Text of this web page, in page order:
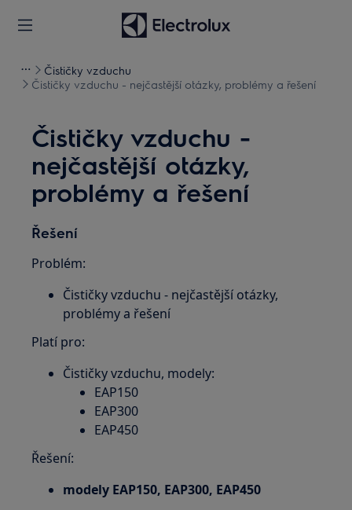
Čističky vzduchu
Čističky vzduchu - nejčastější otázky, problémy a řešení
Čističky vzduchu -
nejčastější otázky,
problémy a řešení
Řešení
Problém:
Čističky vzduchu - nejčastější otázky,
problémy a řešení
Platí pro:
Čističky vzduchu, modely:
EAP150
EAP300
EAP450
Řešení:
modely EAP150, EAP300, EAP450